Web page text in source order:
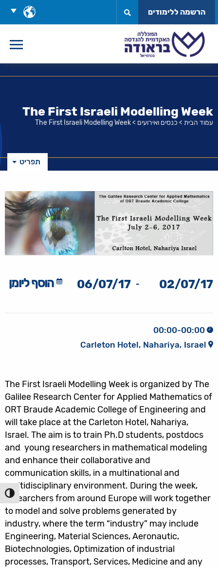
לתוכן
הפעל/
בחר
שפה
הרשמה ללימודים
The First Israeli Modelling Week
עמוד הבית > כנסים ואירועים >
The First Israeli Modelling Week
תפריט
02/07/17
-
06/07/17 הוסף ליומן
00:00-00:00
Carleton Hotel, Nahariya, Israel
The First Israeli Modelling Week is organized by The
Galilee Research Center for Applied Mathematics of
ORT Braude Academic College of Engineering and
will take place at the Carleton Hotel, Nahariya,
Israel. The aim is to train Ph.D students, postdocs
and young researchers in mathematical modeling
and enhance their collaborative and
communication skills, in a multinational and
multidisciplinary environment. During the week,
researchers from around Europe will work together
to model and solve problems generated by
industry, where the term “industry” may include
Engineering, Material Sciences, Aeronautic,
Biotechnologies, Optimization of industrial
processes, Transport, Services, Medicine and any